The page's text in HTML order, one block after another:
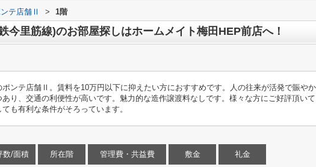
テ店舗Ⅱ > 1階
今里筋線)のお部屋探しはホームメイト梅田HEP前店へ！
ポンテ店舗Ⅱ。賃料を10万円以下に抑えたい方におすすめです。人の往来が活発で賑や
り、交通の利便性が高いです。魅力的な造作譲渡料なしです。様々な方にご好評頂い
も有利な条件がそろっています。
数/面積 所在階 管理費・共益費 敷金 礼金